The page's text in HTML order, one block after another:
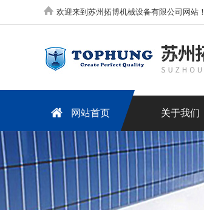
欢迎来到苏州拓博机械设备有限公司网站！
网站首页 关于我们